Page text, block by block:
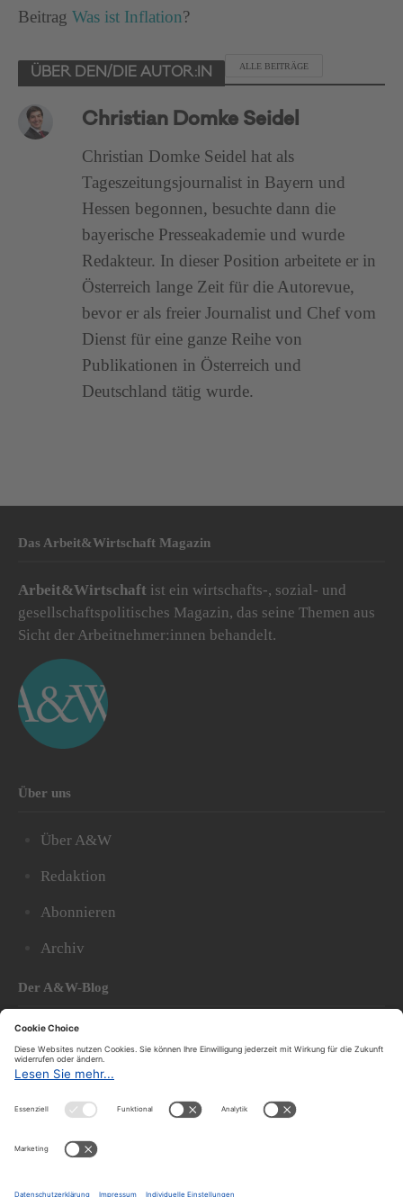
Beitrag Was ist Inflation?
ÜBER DEN/DIE AUTOR:IN
ALLE BEITRÄGE
Christian Domke Seidel
Christian Domke Seidel hat als
Tageszeitungsjournalist in Bayern und
Hessen begonnen, besuchte dann die
bayerische Presseakademie und wurde
Redakteur. In dieser Position arbeitete er in
Österreich lange Zeit für die Autorevue,
bevor er als freier Journalist und Chef vom
Dienst für eine ganze Reihe von
Publikationen in Österreich und
Deutschland tätig wurde.
Das Arbeit&Wirtschaft Magazin
Arbeit&Wirtschaft ist ein wirtschafts-, sozial- und
gesellschaftspolitisches Magazin, das seine Themen aus
Sicht der Arbeitnehmer:innen behandelt.
Über uns
Über A&W
Redaktion
Abonnieren
Archiv
Der A&W-Blog
DerA&W-Blog
hat sich in den vergangenen Jahren zu einem der
bedeutendsten politischen Blogs in Österreich
entwickelt.